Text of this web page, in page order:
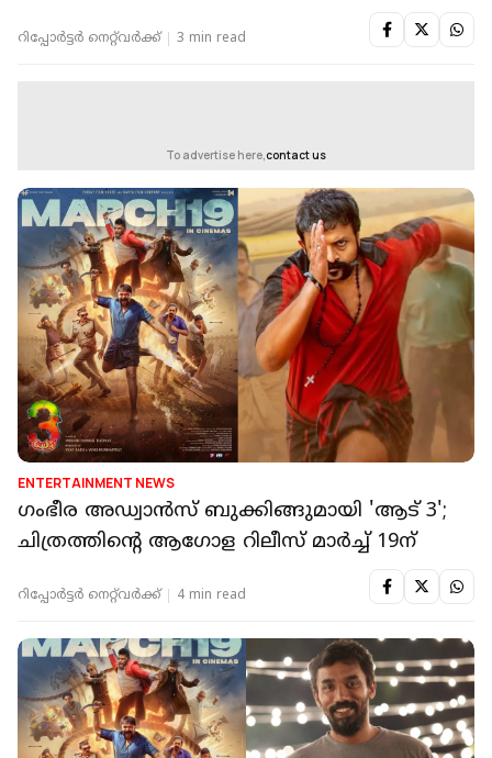
റിപ്പോർട്ടർ നെറ്റ്‌വര്‍ക്ക്‌ 3 min read
To advertise here,contact us
ENTERTAINMENT NEWS
ഗംഭീര അഡ്വാന്‍സ് ബുക്കിങ്ങുമായി 'ആട് 3';
ചിത്രത്തിന്റെ ആഗോള റിലീസ് മാര്‍ച്ച് 19ന്
റിപ്പോർട്ടർ നെറ്റ്‌വര്‍ക്ക്‌ 4 min read